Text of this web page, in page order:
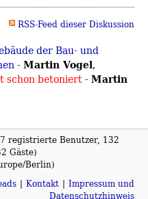
RSS-Feed dieser Diskussion
der Bau- und
- Martin Vogel,
schon betoniert- Martin
registrierte Benutzer, 132
Gäste)
Berlin)
Kontakt
Impressum und
Datenschutzhinweis